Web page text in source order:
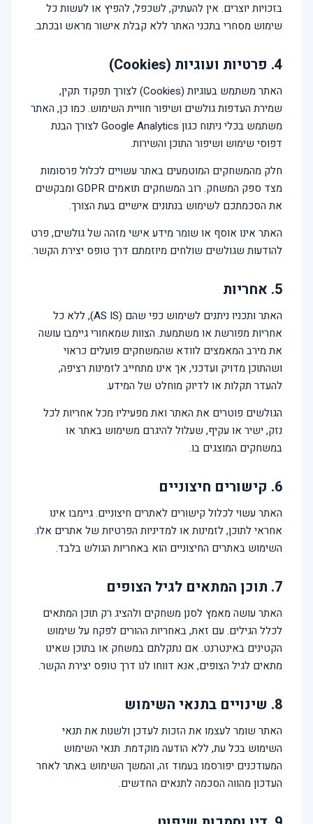
בזכויות יוצרים. אין להעתיק, לשכפל, להפיץ או לעשות כל
שימוש מסחרי בתכני האתר ללא קבלת אישור מראש ובכתב.
4. פרטיות ועוגיות (Cookies)
האתר משתמש בעוגיות (Cookies) לצורך תפקוד תקין,
שמירת העדפות גולשים ושיפור חוויית השימוש. כמו כן, האתר
משתמש בכלי ניתוח כגון Google Analytics לצורך הבנת
דפוסי שימוש ושיפור התוכן והשירות.
חלק מהמשחקים המוטמעים באתר עשויים לכלול פרסומות
מצד ספק המשחק. רוב המשחקים תואמים GDPR ומבקשים
את הסכמתכם לשימוש בנתונים אישיים בעת הצורך.
האתר אינו אוסף או שומר מידע אישי מזהה של גולשים, פרט
להודעות שגולשים שולחים מיוזמתם דרך טופס יצירת הקשר.
5. אחריות
האתר ותכניו ניתנים לשימוש כפי שהם (AS IS), ללא כל
אחריות מפורשת או משתמעת. הצוות שמאחורי גיימבו עושה
את מירב המאמצים לוודא שהמשחקים פועלים כראוי
ושהתוכן מדויק ועדכני, אך אינו מתחייב לזמינות רציפה,
להעדר תקלות או לדיוק מוחלט של המידע.
הגולשים פוטרים את האתר ואת מפעיליו מכל אחריות לכל
נזק, ישיר או עקיף, שעלול להיגרם משימוש באתר או
במשחקים המוצגים בו.
6. קישורים חיצוניים
האתר עשוי לכלול קישורים לאתרים חיצוניים. גיימבו אינו
אחראי לתוכן, לזמינות או למדיניות הפרטיות של אתרים אלו.
השימוש באתרים החיצוניים הוא באחריות הגולש בלבד.
7. תוכן המתאים לגיל הצופים
האתר עושה מאמץ לסנן משחקים ולהציג רק תוכן המתאים
לכלל הגילים. עם זאת, באחריות ההורים לפקח על שימוש
הקטינים באינטרנט. אם נתקלתם במשחק או בתוכן שאינו
מתאים לגיל הצופים, אנא דווחו לנו דרך טופס יצירת הקשר.
8. שינויים בתנאי השימוש
האתר שומר לעצמו את הזכות לעדכן ולשנות את תנאי
השימוש בכל עת, ללא הודעה מוקדמת. תנאי השימוש
המעודכנים יפורסמו בעמוד זה, והמשך השימוש באתר לאחר
העדכון מהווה הסכמה לתנאים החדשים.